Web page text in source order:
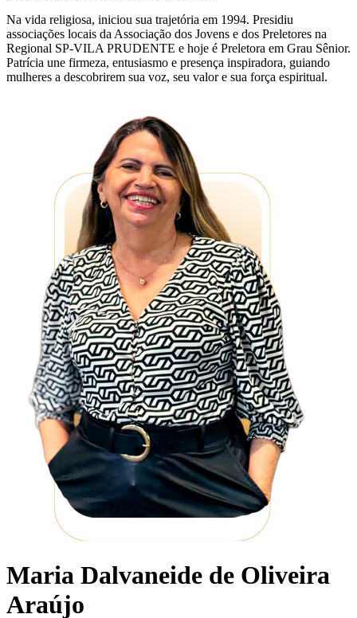
Na vida religiosa, iniciou sua trajetória em 1994. Presidiu
associações locais da Associação dos Jovens e dos Preletores na
Regional SP-VILA PRUDENTE e hoje é Preletora em Grau Sênior.
Patrícia une firmeza, entusiasmo e presença inspiradora, guiando
mulheres a descobrirem sua voz, seu valor e sua força espiritual.
Maria Dalvaneide de Oliveira
Araújo